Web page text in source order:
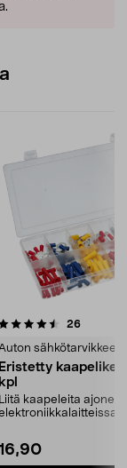
26
sähkötarvikkeet
Eristetty
kpl
Liitä kaapeleita
4.0viidestä